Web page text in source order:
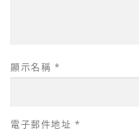
顯示名稱 *
電子郵件地址 *